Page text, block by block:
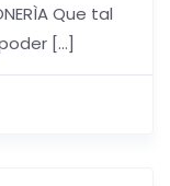
Que tal
[…]